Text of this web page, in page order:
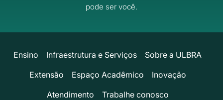
pode ser você.
Ensino Infraestrutura e Serviços
Sobre a ULBRA
Extensão
Espaço Acadêmico
Inovação
Atendimento
Trabalhe conosco